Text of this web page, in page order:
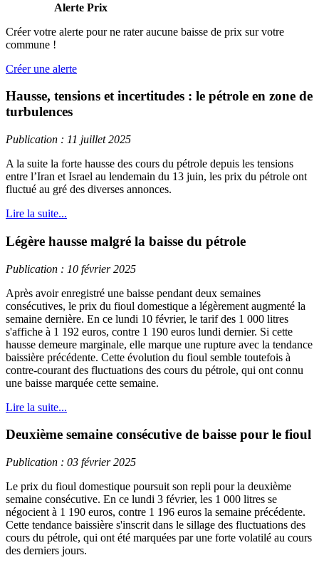
Alerte Prix
Créer votre alerte pour ne rater aucune baisse de prix sur votre
commune !
Créer une alerte
Hausse, tensions et incertitudes : le pétrole en zone de
turbulences
Publication : 11 juillet 2025
A la suite la forte hausse des cours du pétrole depuis les tensions
entre l’Iran et Israel au lendemain du 13 juin, les prix du pétrole ont
fluctué au gré des diverses annonces.
Lire la suite...
Légère hausse malgré la baisse du pétrole
Publication : 10 février 2025
Après avoir enregistré une baisse pendant deux semaines
consécutives, le prix du fioul domestique a légèrement augmenté la
semaine dernière. En ce lundi 10 février, le tarif des 1 000 litres
s'affiche à 1 192 euros, contre 1 190 euros lundi dernier. Si cette
hausse demeure marginale, elle marque une rupture avec la tendance
baissière précédente. Cette évolution du fioul semble toutefois à
contre-courant des fluctuations des cours du pétrole, qui ont connu
une baisse marquée cette semaine.
Lire la suite...
Deuxième semaine consécutive de baisse pour le fioul
Publication : 03 février 2025
Le prix du fioul domestique poursuit son repli pour la deuxième
semaine consécutive. En ce lundi 3 février, les 1 000 litres se
négocient à 1 190 euros, contre 1 196 euros la semaine précédente.
Cette tendance baissière s'inscrit dans le sillage des fluctuations des
cours du pétrole, qui ont été marquées par une forte volatilé au cours
des derniers jours.